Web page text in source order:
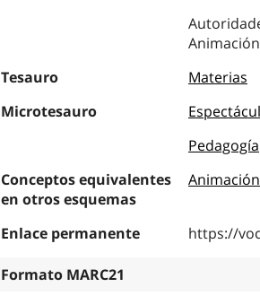
Tesauro
Materias
Microtesauro
Pedagogía
Conceptos equivalentes
en otros esquemas
Enlace permanente https://
Formato MARC21